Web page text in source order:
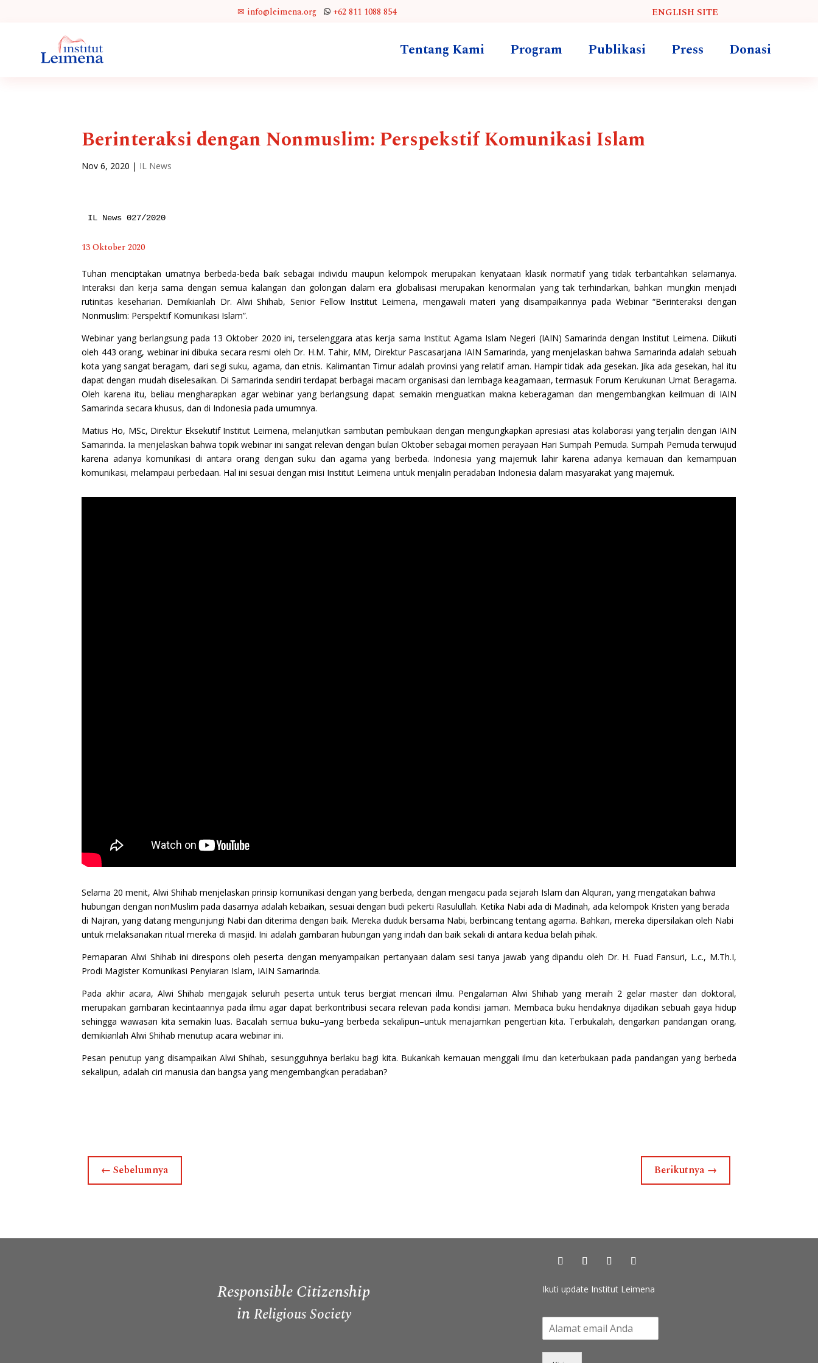
✉ info@leimena.org +62 811 1088 854 ENGLISH SITE
Tentang Kami Program Publikasi Press Donasi
Berinteraksi dengan Nonmuslim: Perspekstif Komunikasi Islam
Nov 6, 2020 | IL News
IL News 027/2020
13 Oktober 2020
Tuhan menciptakan umatnya berbeda-beda baik sebagai individu maupun kelompok merupakan kenyataan klasik normatif yang tidak terbantahkan selamanya.
Interaksi dan kerja sama dengan semua kalangan dan golongan dalam era globalisasi merupakan kenormalan yang tak terhindarkan, bahkan mungkin menjadi
rutinitas keseharian. Demikianlah Dr. Alwi Shihab, Senior Fellow Institut Leimena, mengawali materi yang disampaikannya pada Webinar “Berinteraksi dengan
Nonmuslim: Perspektif Komunikasi Islam”.
Webinar yang berlangsung pada 13 Oktober 2020 ini, terselenggara atas kerja sama Institut Agama Islam Negeri (IAIN) Samarinda dengan Institut Leimena. Diikuti
oleh 443 orang, webinar ini dibuka secara resmi oleh Dr. H.M. Tahir, MM, Direktur Pascasarjana IAIN Samarinda, yang menjelaskan bahwa Samarinda adalah sebuah
kota yang sangat beragam, dari segi suku, agama, dan etnis. Kalimantan Timur adalah provinsi yang relatif aman. Hampir tidak ada gesekan. Jika ada gesekan, hal itu
dapat dengan mudah diselesaikan. Di Samarinda sendiri terdapat berbagai macam organisasi dan lembaga keagamaan, termasuk Forum Kerukunan Umat Beragama.
Oleh karena itu, beliau mengharapkan agar webinar yang berlangsung dapat semakin menguatkan makna keberagaman dan mengembangkan keilmuan di IAIN
Samarinda secara khusus, dan di Indonesia pada umumnya.
Matius Ho, MSc, Direktur Eksekutif Institut Leimena, melanjutkan sambutan pembukaan dengan mengungkapkan apresiasi atas kolaborasi yang terjalin dengan IAIN
Samarinda. Ia menjelaskan bahwa topik webinar ini sangat relevan dengan bulan Oktober sebagai momen perayaan Hari Sumpah Pemuda. Sumpah Pemuda terwujud
karena adanya komunikasi di antara orang dengan suku dan agama yang berbeda. Indonesia yang majemuk lahir karena adanya kemauan dan kemampuan
komunikasi, melampaui perbedaan. Hal ini sesuai dengan misi Institut Leimena untuk menjalin peradaban Indonesia dalam masyarakat yang majemuk.
Selama 20 menit, Alwi Shihab menjelaskan prinsip komunikasi dengan yang berbeda, dengan mengacu pada sejarah Islam dan Alquran, yang mengatakan bahwa
hubungan dengan nonMuslim pada dasarnya adalah kebaikan, sesuai dengan budi pekerti Rasulullah. Ketika Nabi ada di Madinah, ada kelompok Kristen yang berada
di Najran, yang datang mengunjungi Nabi dan diterima dengan baik. Mereka duduk bersama Nabi, berbincang tentang agama. Bahkan, mereka dipersilakan oleh Nabi
untuk melaksanakan ritual mereka di masjid. Ini adalah gambaran hubungan yang indah dan baik sekali di antara kedua belah pihak.
Pemaparan Alwi Shihab ini direspons oleh peserta dengan menyampaikan pertanyaan dalam sesi tanya jawab yang dipandu oleh Dr. H. Fuad Fansuri, L.c., M.Th.I,
Prodi Magister Komunikasi Penyiaran Islam, IAIN Samarinda.
Pada akhir acara, Alwi Shihab mengajak seluruh peserta untuk terus bergiat mencari ilmu. Pengalaman Alwi Shihab yang meraih 2 gelar master dan doktoral,
merupakan gambaran kecintaannya pada ilmu agar dapat berkontribusi secara relevan pada kondisi jaman. Membaca buku hendaknya dijadikan sebuah gaya hidup
sehingga wawasan kita semakin luas. Bacalah semua buku–yang berbeda sekalipun–untuk menajamkan pengertian kita. Terbukalah, dengarkan pandangan orang,
demikianlah Alwi Shihab menutup acara webinar ini.
Pesan penutup yang disampaikan Alwi Shihab, sesungguhnya berlaku bagi kita. Bukankah kemauan menggali ilmu dan keterbukaan pada pandangan yang berbeda
sekalipun, adalah ciri manusia dan bangsa yang mengembangkan peradaban?
←Sebelumnya Berikutnya→
Responsible Citizenship
inReligious Society
Ikuti update Institut Leimena